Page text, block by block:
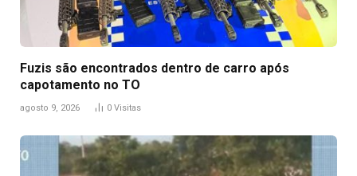
Fuzis são encontrados dentro de carro após
capotamento no TO
agosto 9, 2026 0 Visitas